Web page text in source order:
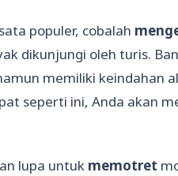
populer, cobalah
dikunjungi oleh turis.
memiliki keindahan
seperti ini, Anda akan
lupa untuk memotret